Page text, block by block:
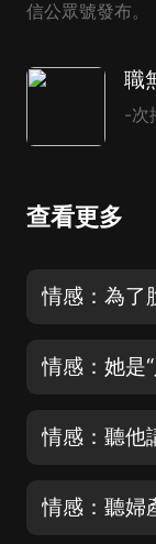
信公眾號發布。
職
-次
查看更多